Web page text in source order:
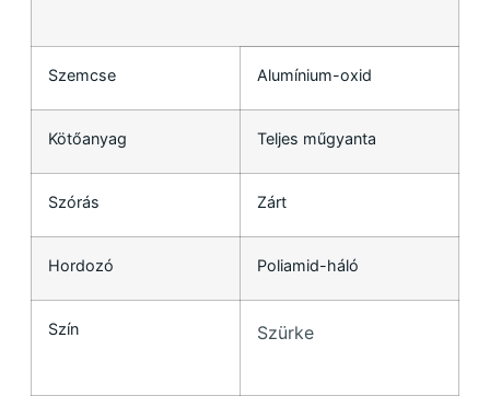
Szemcse Alumínium-oxid
Kötőanyag Teljes műgyanta
Szórás Zárt
Hordozó Poliamid-háló
Szín Szürke